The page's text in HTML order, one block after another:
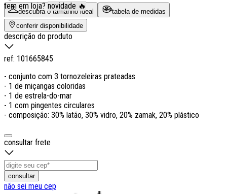
descubra o tamanho ideal tabela de medidas
tem em loja? novidade 🔥
conferir disponibilidade
descrição do produto
ref: 101665845
- conjunto com 3 tornozeleiras prateadas
- 1 de miçangas coloridas
- 1 de estrela-do-mar
- 1 com pingentes circulares
- composição: 30% latão, 30% vidro, 20% zamak, 20% plástico
consultar frete
consultar
não sei meu cep